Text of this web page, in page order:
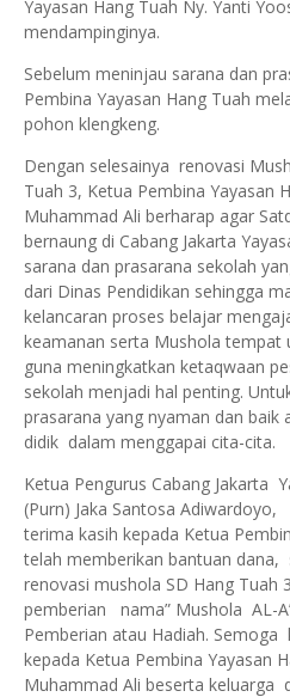
Yayasan Hang Tuah Ny. Yanti
mendampinginya.
Sebelum meninjau sarana dan
Pembina Yayasan Hang Tuah
pohon klengkeng.
Dengan selesainya renovasi
Tuah 3, Ketua Pembina Yayasan
Muhammad Ali berharap agar
bernaung di Cabang Jakarta
sarana dan prasarana sekolah
dari Dinas Pendidikan sehingga
kelancaran proses belajar
keamanan serta Mushola tempat
guna meningkatkan ketaqwaan
sekolah menjadi hal penting.
prasarana yang nyaman dan baik
didik dalam menggapai cita-cita.
Ketua Pengurus Cabang Jakarta
(Purn) Jaka Santosa Adiwardoyo,
terima kasih kepada Ketua
telah memberikan bantuan dana,
renovasi mushola SD Hang Tuah
pemberian nama” Mushola AL-
Pemberian atau Hadiah. Semoga
kepada Ketua Pembina Yayasan
Muhammad Ali beserta keluarga